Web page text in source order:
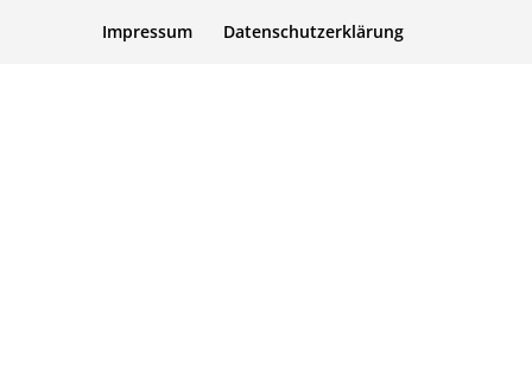
Impressum Datenschutzerklärung